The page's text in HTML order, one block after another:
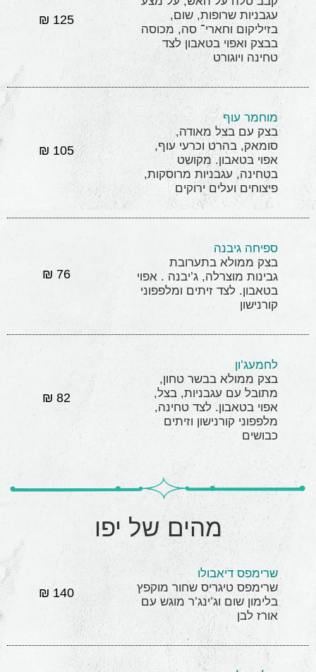
עגבניות שרופות, שום,
בזיליקום וחארי־ סה, מכוסה
בבצק ואפוי בטאבון לצד
טחינה ויוגורט
125 ₪
מוחמר עוף
בצק עם בצל מאודה,
סומאק, בהרט וכרעי עוף,
אפוי בטאבון. מקושט
בטחינה, עגבניות מרוסקות,
פיצוחים ועלים ירוקים
105 ₪
ספיחה גיבנה
בצק ממולא בתערובת
גבינות מוצרלה, ג’יבנה . אפוי
בטאבון. לצד זיתים ומלפפוני
קורנישון
76 ₪
לחמעג’ון
בצק ממולא בבשר טחון,
מתובל עם עגבניות, בצל,
אפוי בטאבון. לצד טחינה,
מלפפוני קורנישון וזיתים
כבושים
82 ₪
מהים של יפו
שרימפס דיאבולו
שרימפס טיגריס שחור מוקפץ
בלימון שום וג’ינג’ר מוגש עם
אורז לבן
140 ₪